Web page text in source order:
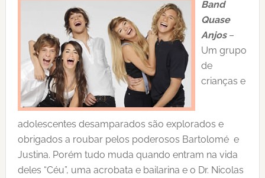
Band
Quase
Anjos–
Um grupo
de
crianças e
adolescentes desamparados são explorados e
obrigados a roubar pelos poderosos Bartolomé e
Justina. Porém tudo muda quando entram na vida
deles “Céu”, uma acrobata e bailarina e o Dr. Nicolas